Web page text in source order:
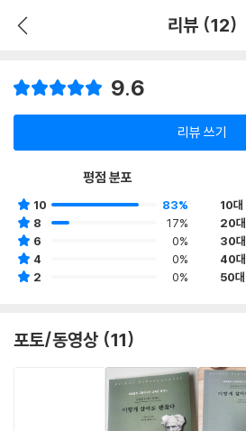
리뷰 (12)
9.6
리뷰 쓰기
평점 분포
10
83%
8
17%
6
0%
4
0%
2
0%
10대
20대
30대
40대
50대
포토/동영상 (11)